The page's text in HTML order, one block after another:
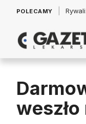
POLECAMY